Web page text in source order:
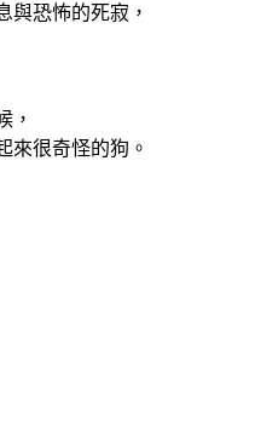
與恐怖的死寂，
，
來很奇怪的狗。